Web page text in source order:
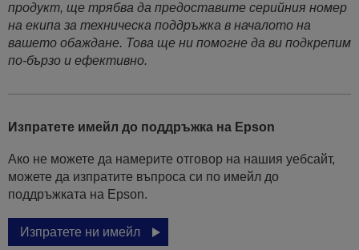
продукт, ще трябва да предоставите серийния номер
на екипа за техническа поддръжка в началото на
вашето обаждане. Това ще ни помогне да ви подкрепим
по-бързо и ефективно.
Изпратете имейл до поддръжка на Epson
Ако не можете да намерите отговор на нашия уебсайт,
можете да изпратите въпроса си по имейл до
поддръжката на Epson.
Изпратете ни имейл